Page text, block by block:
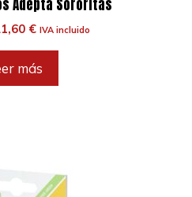
Adepta Sororitas
original
€El
es:
IVA incluido
más